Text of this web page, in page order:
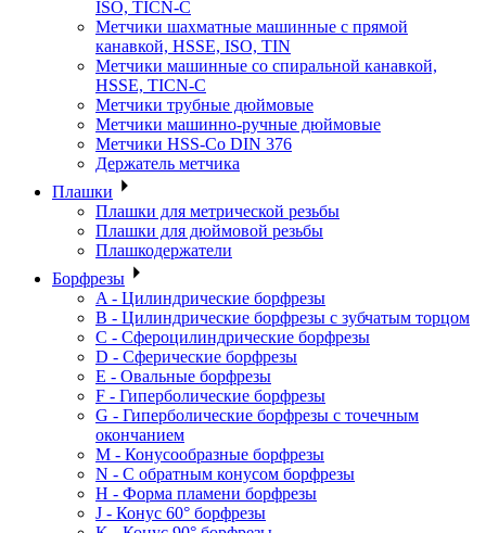
ISO, TICN-C
Метчики шахматные машинные с прямой
канавкой, HSSE, ISO, TIN
Метчики машинные со спиральной канавкой,
HSSE, TICN-C
Метчики трубные дюймовые
Метчики машинно-ручные дюймовые
Метчики HSS-Co DIN 376
Держатель метчика
Плашки
Плашки для метрической резьбы
Плашки для дюймовой резьбы
Плашкодержатели
Борфрезы
A - Цилиндрические борфрезы
B - Цилиндрические борфрезы с зубчатым торцом
C - Сфероцилиндрические борфрезы
D - Сферические борфрезы
E - Овальные борфрезы
F - Гиперболические борфрезы
G - Гиперболические борфрезы с точечным
окончанием
M - Конусообразные борфрезы
N - С обратным конусом борфрезы
H - Форма пламени борфрезы
J - Конус 60° борфрезы